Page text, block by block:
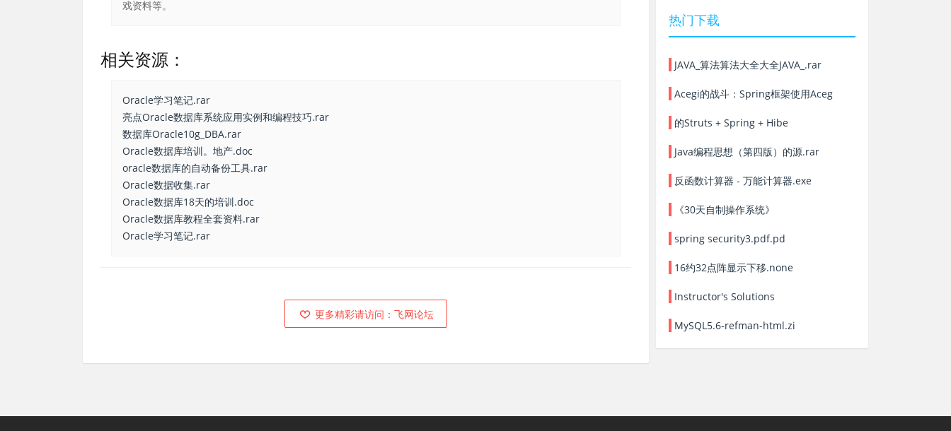
戏资料等。
相关资源：
Oracle学习笔记.rar
亮点Oracle数据库系统应用实例和编程技巧.rar
数据库Oracle10g_DBA.rar
Oracle数据库培训。地产.doc
oracle数据库的自动备份工具.rar
Oracle数据收集.rar
Oracle数据库18天的培训.doc
Oracle数据库教程全套资料.rar
Oracle学习笔记.rar
更多精彩请访问：飞网论坛
热门下载
JAVA_算法算法大全大全JAVA_.rar
Acegi的战斗：Spring框架使用Aceg
的Struts + Spring + Hibe
Java编程思想（第四版）的源.rar
反函数计算器 - 万能计算器.exe
《30天自制操作系统》
spring security3.pdf.pd
16约32点阵显示下移.none
Instructor's Solutions
MySQL5.6-refman-html.zi